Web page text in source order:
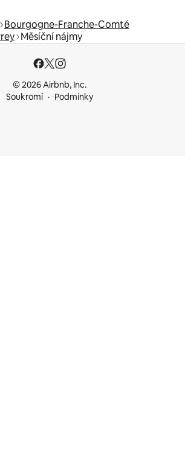
Bourgogne-Franche-Comté
Měsíční nájmy
© 2026 Airbnb, Inc.
Soukromí
Podmínky